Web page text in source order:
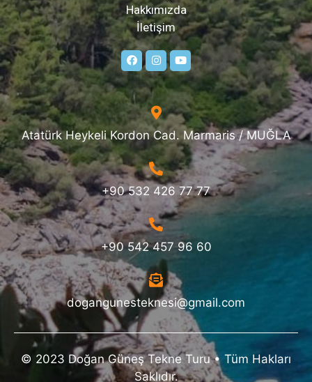
Hakkımızda
İletişim
Atatürk Heykeli Kordon Cad. Marmaris / MUĞLA
+90 532 426 77 77
+90 542 457 96 60
dogangunesteknesi@gmail.com
© 2023 Doğan Güneş Tekne Turu • Tüm Hakları
Saklıdır.